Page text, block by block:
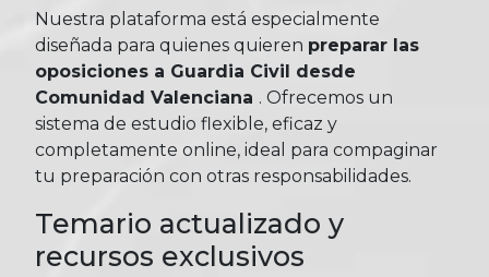
Nuestra plataforma está especialmente
diseñada para quienes quieren preparar las
oposiciones a Guardia Civil desde
Comunidad Valenciana . Ofrecemos un
sistema de estudio flexible, eficaz y
completamente online, ideal para compaginar
tu preparación con otras responsabilidades.
Temario actualizado y
recursos exclusivos